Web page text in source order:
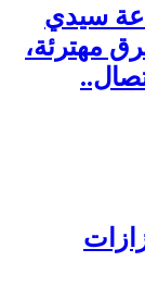
بجماعة سيدي
مهترئة،